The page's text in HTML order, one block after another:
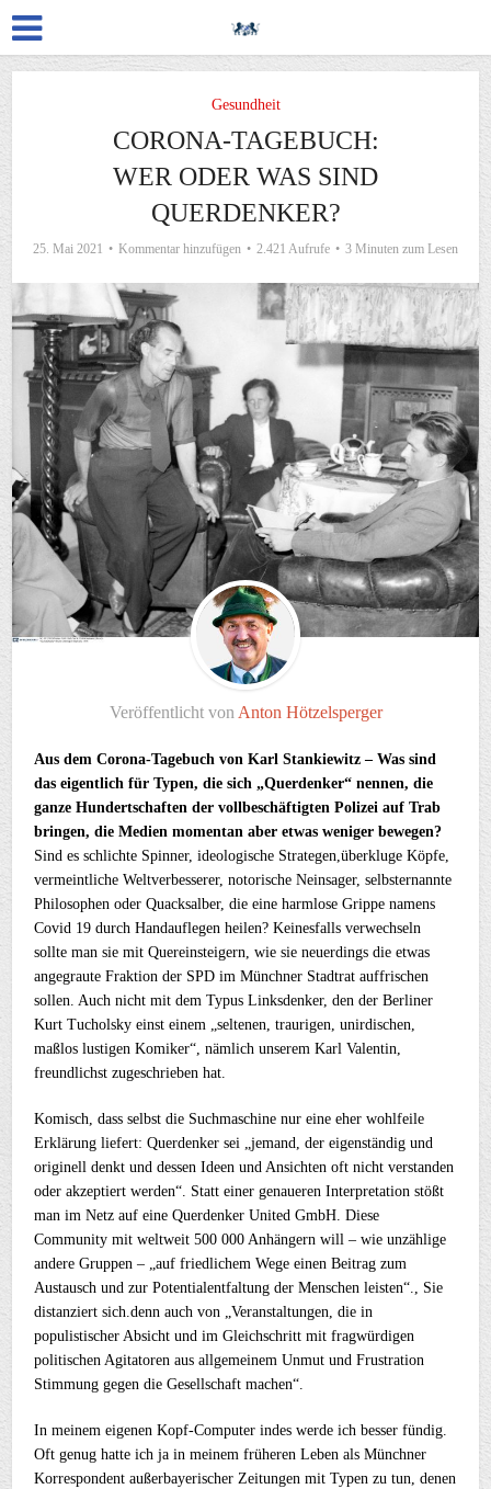
Gesundheit
CORONA-TAGEBUCH:
WER ODER WAS SIND
QUERDENKER?
25. Mai 2021 Kommentar hinzufügen 2.421 Aufrufe 3 Minuten zum Lesen
Veröffentlicht von Anton Hötzelsperger
Aus dem Corona-Tagebuch von Karl Stankiewitz – Was sind
das eigentlich für Typen, die sich „Querdenker“ nennen, die
ganze Hundertschaften der vollbeschäftigten Polizei auf Trab
bringen, die Medien momentan aber etwas weniger bewegen?
Sind es schlichte Spinner, ideologische Strategen,überkluge Köpfe,
vermeintliche Weltverbesserer, notorische Neinsager, selbsternannte
Philosophen oder Quacksalber, die eine harmlose Grippe namens
Covid 19 durch Handauflegen heilen? Keinesfalls verwechseln
sollte man sie mit Quereinsteigern, wie sie neuerdings die etwas
angegraute Fraktion der SPD im Münchner Stadtrat auffrischen
sollen. Auch nicht mit dem Typus Linksdenker, den der Berliner
Kurt Tucholsky einst einem „seltenen, traurigen, unirdischen,
maßlos lustigen Komiker“, nämlich unserem Karl Valentin,
freundlichst zugeschrieben hat.
Komisch, dass selbst die Suchmaschine nur eine eher wohlfeile
Erklärung liefert: Querdenker sei „jemand, der eigenständig und
originell denkt und dessen Ideen und Ansichten oft nicht verstanden
oder akzeptiert werden“. Statt einer genaueren Interpretation stößt
man im Netz auf eine Querdenker United GmbH. Diese
Community mit weltweit 500 000 Anhängern will – wie unzählige
andere Gruppen – „auf friedlichem Wege einen Beitrag zum
Austausch und zur Potentialentfaltung der Menschen leisten“., Sie
distanziert sich.denn auch von „Veranstaltungen, die in
populistischer Absicht und im Gleichschritt mit fragwürdigen
politischen Agitatoren aus allgemeinem Unmut und Frustration
Stimmung gegen die Gesellschaft machen“.
In meinem eigenen Kopf-Computer indes werde ich besser fündig.
Oft genug hatte ich ja in meinem früheren Leben als Münchner
Korrespondent außerbayerischer Zeitungen mit Typen zu tun, denen